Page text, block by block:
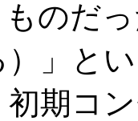
のだ
」と
期コ